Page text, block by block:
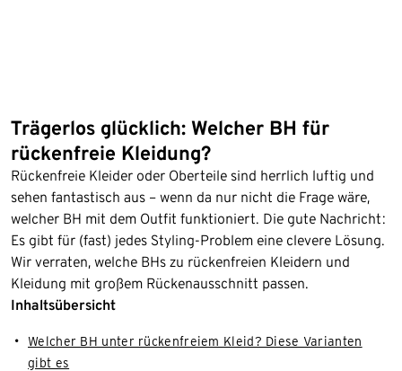
Trägerlos glücklich: Welcher BH für
rückenfreie Kleidung?
Rückenfreie Kleider oder Oberteile sind herrlich luftig und
sehen fantastisch aus – wenn da nur nicht die Frage wäre,
welcher BH mit dem Outfit funktioniert. Die gute Nachricht:
Es gibt für (fast) jedes Styling-Problem eine clevere Lösung.
Wir verraten, welche BHs zu rückenfreien Kleidern und
Kleidung mit großem Rückenausschnitt passen.
Inhaltsübersicht
Welcher BH unter rückenfreiem Kleid? Diese Varianten
gibt es